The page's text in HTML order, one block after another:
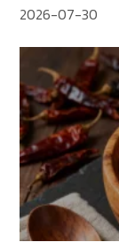
2026-07-30